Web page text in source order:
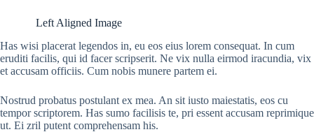
Left Aligned Image
Has wisi placerat legendos in, eu eos eius lorem consequat. In cum
eruditi facilis, qui id facer scripserit. Ne vix nulla eirmod iracundia, vix
et accusam officiis. Cum nobis munere partem ei.
Nostrud probatus postulant ex mea. An sit iusto maiestatis, eos cu
tempor scriptorem. Has sumo facilisis te, pri essent accusam reprimique
ut. Ei zril putent comprehensam his.